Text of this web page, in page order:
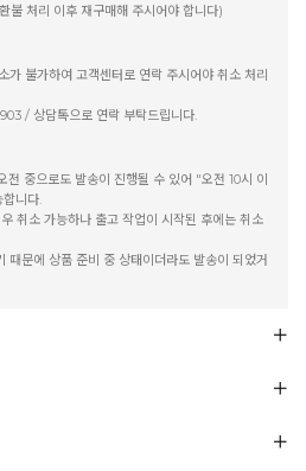
불 처리 이후 재구매해 주시어야 합니다)
가 불가하여 고객센터로 연락 주시어야 취소 처리
/ 상담톡으로 연락 부탁드립니다.
전 중으로도 발송이 진행될 수 있어 "오전 10시 이
니다.
취소 가능하나 출고 작업이 시작된 후에는 취소
때문에 상품 준비 중 상태이더라도 발송이 되었거